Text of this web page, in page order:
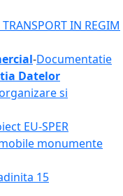
IN REGIM
-Documentatie
Datelor
si
EU-SPER
monumente
15